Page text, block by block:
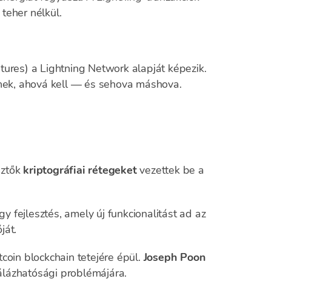
nélkül.
a Lightning Network alapját képezik.
ahová kell — és sehova máshova.
kriptográfiai rétegeketvezettek be a
fejlesztés, amely új funkcionalitást ad az
blockchain tetejére épül. Joseph Poon
problémájára.